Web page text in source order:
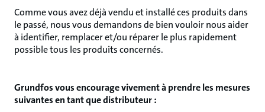
Comme vous avez déjà vendu et installé ces produits dans
le passé, nous vous demandons de bien vouloir nous aider
à identifier, remplacer et/ou réparer le plus rapidement
possible tous les produits concernés.
Grundfos vous encourage vivement à prendre les mesures
suivantes en tant que distributeur :